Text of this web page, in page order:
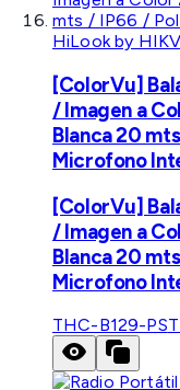
HiLook by
[ColorVu]
/ Imagen a
Blanca 20
Microfono
[ColorVu]
/ Imagen a
Blanca 20
Microfono
THC-B129-PS